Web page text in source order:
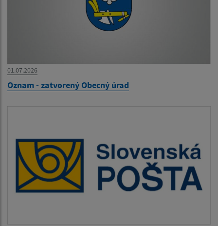
01.07.2026
Oznam - zatvorený Obecný úrad